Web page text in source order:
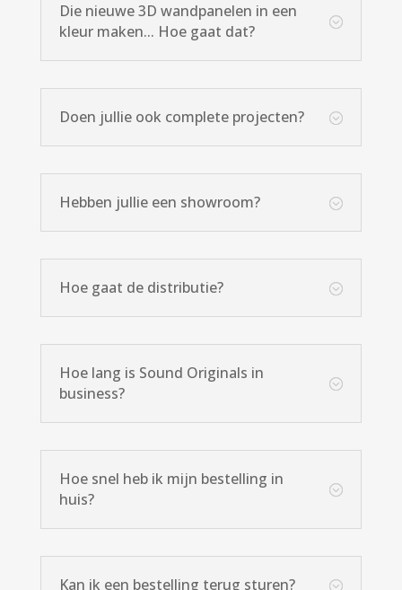
;
Die nieuwe 3D wandpanelen in een
kleur maken... Hoe gaat dat?
;
Doen jullie ook complete projecten?
;
Hebben jullie een showroom?
;
Hoe gaat de distributie?
;
Hoe lang is Sound Originals in
business?
;
Hoe snel heb ik mijn bestelling in
huis?
;
Kan ik een bestelling terug sturen?